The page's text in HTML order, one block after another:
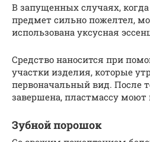
В запущенных случаях,
предмет сильно пожелтел,
использована уксусная
Средство наносится при
участки изделия, которые
первоначальный вид. После
завершена, пластмассу
Зубной порошок